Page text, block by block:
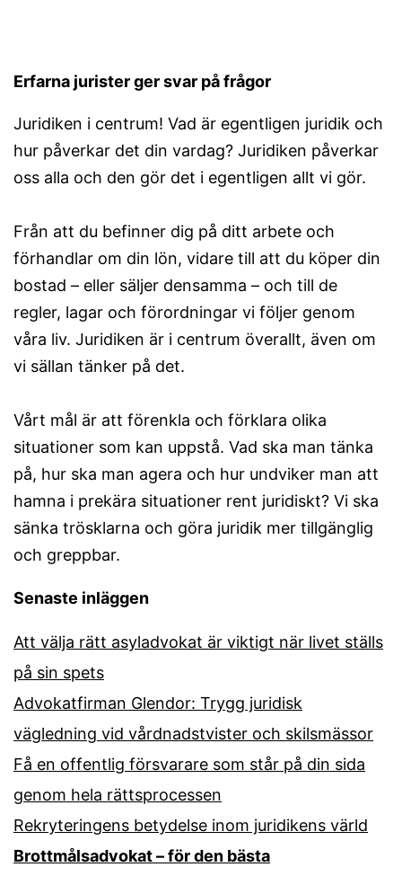
Erfarna jurister ger svar på frågor
Juridiken i centrum! Vad är egentligen juridik och
hur påverkar det din vardag? Juridiken påverkar
oss alla och den gör det i egentligen allt vi gör.
Från att du befinner dig på ditt arbete och
förhandlar om din lön, vidare till att du köper din
bostad – eller säljer densamma – och till de
regler, lagar och förordningar vi följer genom
våra liv. Juridiken är i centrum överallt, även om
vi sällan tänker på det.
Vårt mål är att förenkla och förklara olika
situationer som kan uppstå. Vad ska man tänka
på, hur ska man agera och hur undviker man att
hamna i prekära situationer rent juridiskt? Vi ska
sänka trösklarna och göra juridik mer tillgänglig
och greppbar.
Senaste inläggen
Att välja rätt asyladvokat är viktigt när livet ställs
på sin spets
Advokatfirman Glendor: Trygg juridisk
vägledning vid vårdnadstvister och skilsmässor
Få en offentlig försvarare som står på din sida
genom hela rättsprocessen
Rekryteringens betydelse inom juridikens värld
Brottmålsadvokat – för den bästa